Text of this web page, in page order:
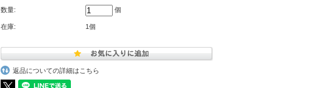
数量: 個
在庫: 1個
返品についての詳細はこちら